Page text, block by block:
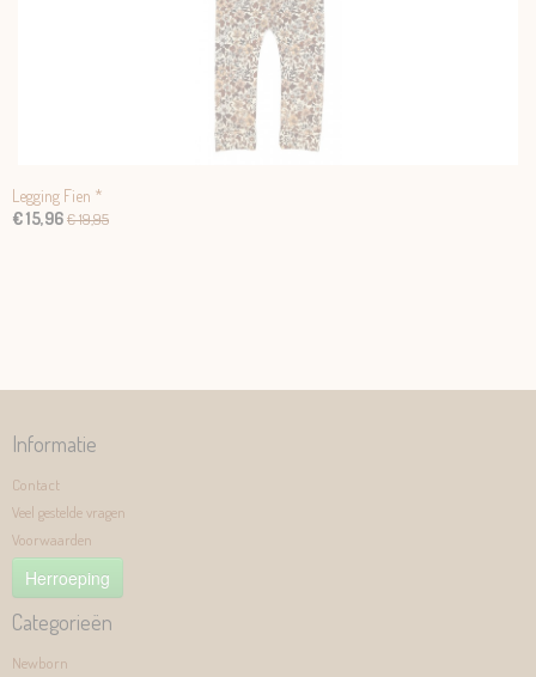
Legging Fien *
€ 15,96€ 19,95
Informatie
Contact
Veel gestelde vragen
Voorwaarden
Herroeping
Categorieën
Newborn